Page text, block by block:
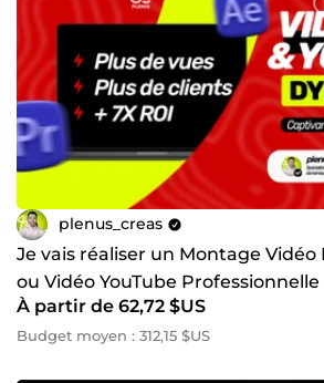
plenus_creas
Je vais réaliser un Montage Vidéo
ou Vidéo YouTube Professionnelle
À partir de 62,72 $US
Budget moyen : 312,15 $US